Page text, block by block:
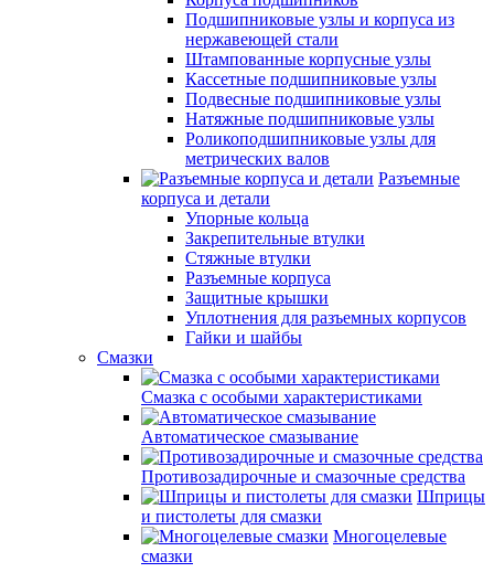
Подшипниковые узлы и корпуса из
нержавеющей стали
Штампованные корпусные узлы
Кассетные подшипниковые узлы
Подвесные подшипниковые узлы
Натяжные подшипниковые узлы
Роликоподшипниковые узлы для
метрических валов
Разъемные
корпуса и детали
Упорные кольца
Закрепительные втулки
Стяжные втулки
Разъемные корпуса
Защитные крышки
Уплотнения для разъемных корпусов
Гайки и шайбы
Смазки
Смазка с особыми характеристиками
Автоматическое смазывание
Противозадирочные и смазочные средства
Шприцы
и пистолеты для смазки
Многоцелевые
смазки